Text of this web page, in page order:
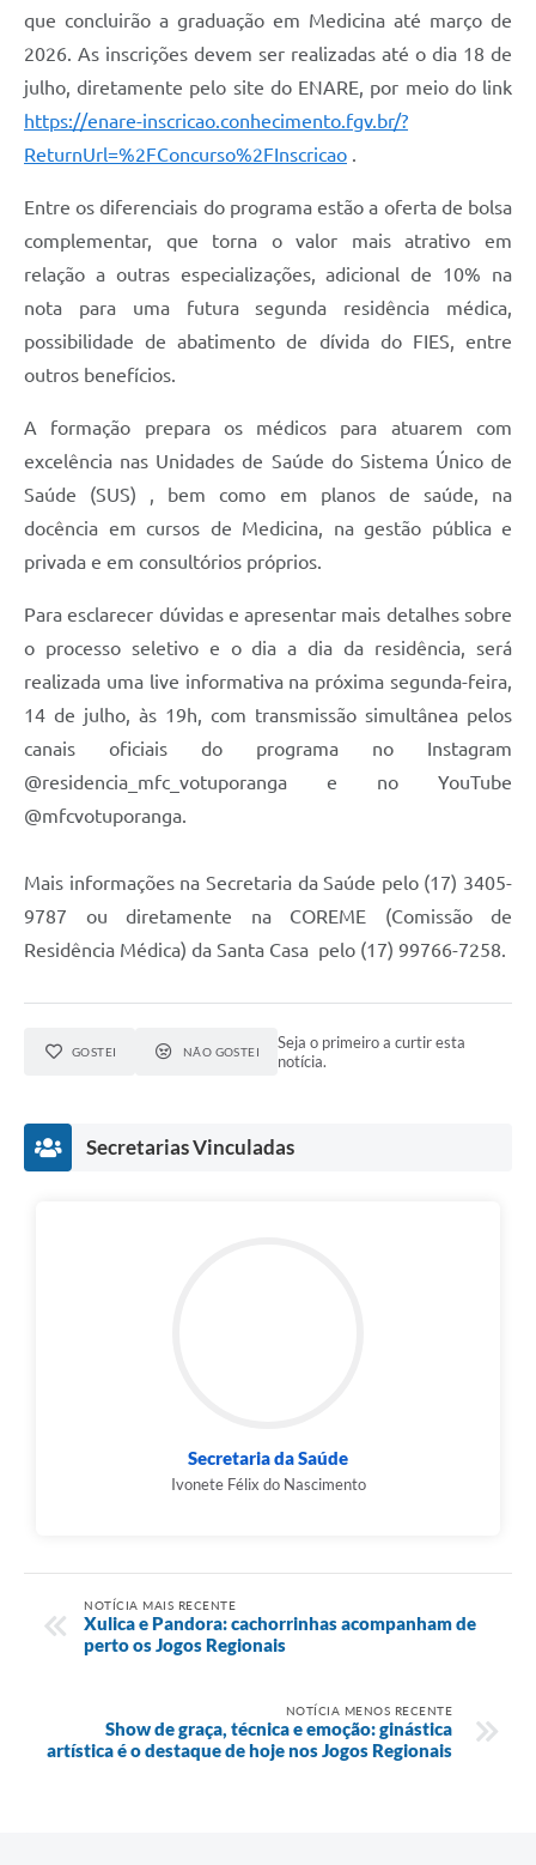
que concluirão a graduação em Medicina até março de
2026. As inscrições devem ser realizadas até o dia 18 de
julho, diretamente pelo site do ENARE, por meio do link
https://enare-inscricao.conhecimento.fgv.br/?
ReturnUrl=%2FConcurso%2FInscricao .
Entre os diferenciais do programa estão a oferta de bolsa
complementar, que torna o valor mais atrativo em
relação a outras especializações, adicional de 10% na
nota para uma futura segunda residência médica,
possibilidade de abatimento de dívida do FIES, entre
outros benefícios.
A formação prepara os médicos para atuarem com
excelência nas Unidades de Saúde do Sistema Único de
Saúde (SUS) , bem como em planos de saúde, na
docência em cursos de Medicina, na gestão pública e
privada e em consultórios próprios.
Para esclarecer dúvidas e apresentar mais detalhes sobre
o processo seletivo e o dia a dia da residência, será
realizada uma live informativa na próxima segunda-feira,
14 de julho, às 19h, com transmissão simultânea pelos
canais oficiais do programa no Instagram
@residencia_mfc_votuporanga e no YouTube
@mfcvotuporanga.
Mais informações na Secretaria da Saúde pelo (17) 3405-
9787 ou diretamente na COREME (Comissão de
Residência Médica) da Santa Casa pelo (17) 99766-7258.
GOSTEI NÃO GOSTEI
Seja o primeiro a curtir esta
notícia.
Secretarias Vinculadas
Secretaria da Saúde
Ivonete Félix do Nascimento
NOTÍCIA MAIS RECENTE
Xulica e Pandora: cachorrinhas acompanham de
perto os Jogos Regionais
NOTÍCIA MENOS RECENTE
Show de graça, técnica e emoção: ginástica
artística é o destaque de hoje nos Jogos Regionais